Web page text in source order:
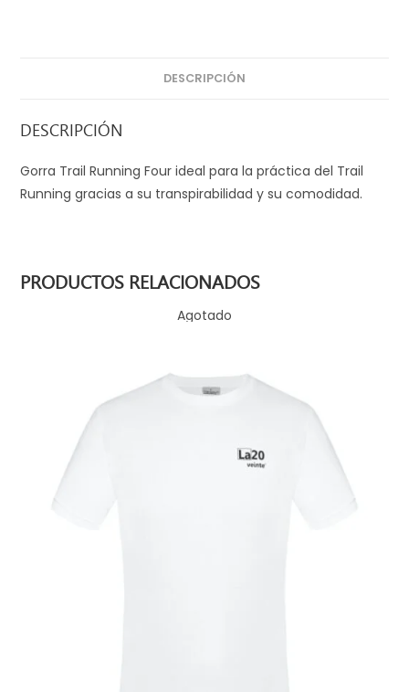
DESCRIPCIÓN
DESCRIPCIÓN
Gorra Trail Running Four ideal para la práctica del Trail
Running gracias a su transpirabilidad y su comodidad.
PRODUCTOS RELACIONADOS
Agotado